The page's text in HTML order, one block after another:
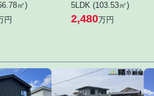
㎡)
円
5LDK (103.53㎡)
2,480万円